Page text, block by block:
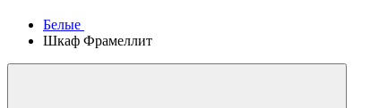
Белые
Шкаф Фрамеллит